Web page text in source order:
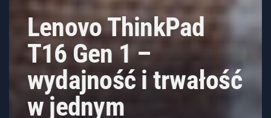
Lenovo ThinkPad
T16 Gen 1 –
wydajność i trwałość
w jednym